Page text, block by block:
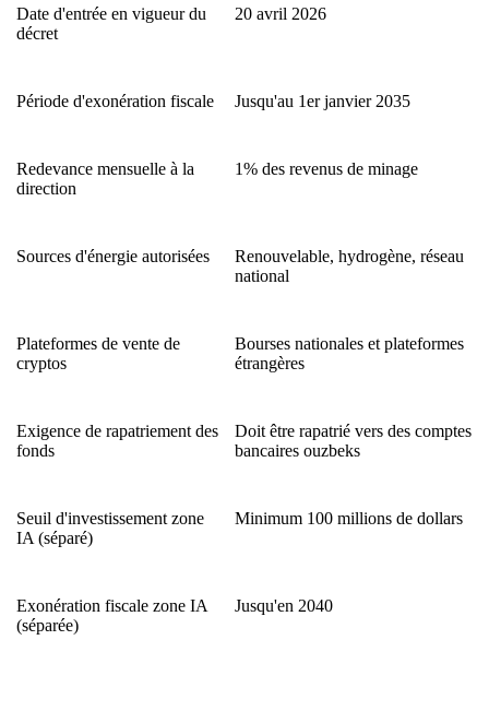
Date d'entrée en vigueur du
décret
20 avril 2026
Période d'exonération fiscale Jusqu'au 1er janvier 2035
Redevance mensuelle à la
direction
1% des revenus de minage
Sources d'énergie autorisées
Renouvelable, hydrogène, réseau
national
Plateformes de vente de
cryptos
Bourses nationales et plateformes
étrangères
Exigence de rapatriement des
fonds
Doit être rapatrié vers des comptes
bancaires ouzbeks
Seuil d'investissement zone
IA (séparé)
Minimum 100 millions de dollars
Exonération fiscale zone IA
(séparée)
Jusqu'en 2040